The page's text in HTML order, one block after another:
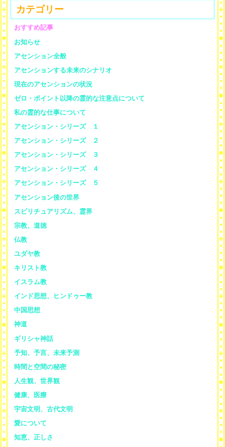
カテゴリー
おすすめ記事
お知らせ
アセンション全般
アセンションする未来のシナリオ
現在のアセンションの状況
ゼロ・ポイント以降の霊的な注意点について
私の霊的な仕事について
アセンション・シリーズ １
アセンション・シリーズ ２
アセンション・シリーズ ３
アセンション・シリーズ ４
アセンション・シリーズ ５
アセンション後の世界
スピリチュアリズム、霊界
宗教、道徳
仏教
ユダヤ教
キリスト教
イスラム教
インド思想、ヒンドゥー教
中国思想
神道
ギリシャ神話
予知、予言、未来予測
時間と空間の秘密
人生観、世界観
健康、医療
宇宙文明、古代文明
愛について
知恵、正しさ